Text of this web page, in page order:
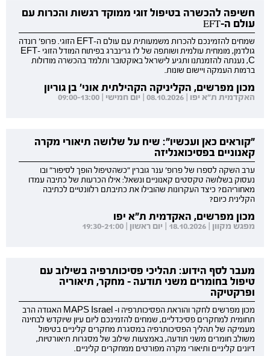
חשיפה להכשרה בטיפול זוגי ממוקד רגשות והכרות עם
עולם ה-EFT
שמחים להזמינכם להכרות משמעותית עם עולם ה-EFT הזוגי. פרופ' רונדה
גולדמן, מומחית עולמית ושותפה של לז גרינברג בפיתוח המודל הזוגי EFT-
C, נענתה להזמנתנו ותגיע לישראל באוקטובר ותלמד בהכשרה מודולות
ברמות העמקה ויישום שונות.
מכון מפרשים, הקליניקה הקהילתית אוני' בן גוריון
האקדמית ת"א יפו | 08.10.2026 | יום חמישי | 09:00-13:00
"קוראים כאן ועכשיו": שיח על שלושה תיאורי מקרה
קאנוניים בפסיכואנליזה
ערב השקה לספרו של פרופ' ענר גוברין "כשהטיפול הופך לסיפור" ובו
נעסוק בשלושה טקסטים קאנוניים ונשאל: אילו הכרעות של כתיבה עמדו
מאחוריהם? כיצד העקרונות שהובילו את כתיבתם רלוונטיים לכתיבה
הקלינית כיום?
מכון מפרשים, האקדמית ת"א יפו
מפגש מקוון | 18.10.2026 | יום ראשון | 19:30-21:00
מעבר לסף הידוע: תהליכי פסיכותרפיה בשילוב עם
טיפול בחומרים משני תודעה - מחקר, תיאוריה
ופרקטיקה
מכון מפרשים לחקר והוראת הפסיכותרפיה ו- MAPS Israel האגודה הרב
תחומית למחקרים פסיכדליים, שמחים להזמינכם ליום עיון שיוקדש לבחינה
מעמיקה של תהליך הפסיכותרפיה במסגרת מחקרים קליניים בטיפול
משולב חומרים משני תודעה, באמצעות שילוב של מסגרות תיאורטיות,
דיונים קליניים ותיאורי מקרה מפורטים ממחקרים קליניים.